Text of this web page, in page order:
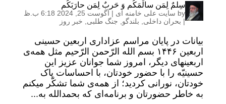
سِلمٌ لِمَن سالَمَکُم وَ حَربٌ‌ لِمَن حارَبَکُم
by سایت علی خامنه ای | آگوست 25, 2024 6:18 ب.ظ
| بحران داخلی بلندگو جنگ طلبی خبر روز
بیانات در پایان مراسم عزاداری اربعین حسینی
اربعین ۱۴۴۶ بسم الله الرّحمن الرّحیم مثل همه‌ی
اربعینهای دیگر، امروز شما جوانان عزیز این
حسینیّه را با حضور خودتان، با احساسات پاک
خودتان، نورانی کردید؛ از همه‌ی شما تشکّر میکنم
به خاطر حضورتان و برنامه‌ای که بحمدالله به...